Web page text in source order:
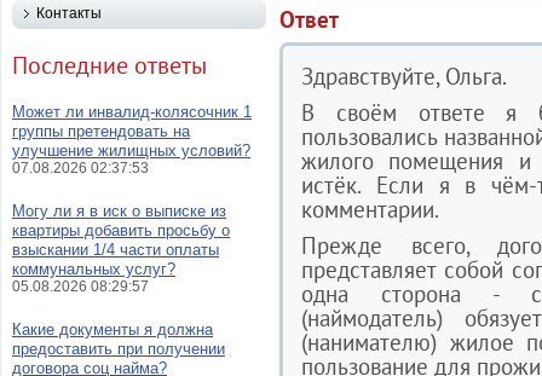
Ответ
Здравствуйте, Ольга.
В своём ответе я
пользовались
жилого помещения и
истёк. Если я в
комментарии.
Прежде всего,
представляет собой
одна сторона -
(наймодатель)
(нанимателю) жилое
пользование для
Контакты
Последние ответы
Может ли инвалид-колясочник 1
группы претендовать на
улучшение жилищных условий?
07.08.2026 02:37:53
Могу ли я в иск о выписке из
квартиры добавить просьбу о
взыскании 1/4 части оплаты
коммунальных услуг?
05.08.2026 08:29:57
Какие документы я должна
предоставить при получении
договора соц найма?